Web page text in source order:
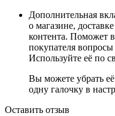
Дополнительная
о магазине,
контента. Поможет
покупателя
Используйте её по
Вы можете убрать
одну галочку в
Оставить отзыв